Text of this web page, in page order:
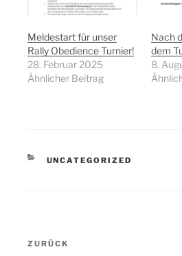
Meldestart für unser
Rally Obedience Turnier!
28. Februar 2025
Ähnlicher Beitrag
Nach
dem
8.
KATEGORIEN
UNCATEGORIZED
Beitragsnavigation
Vorheriger
ZURÜCK